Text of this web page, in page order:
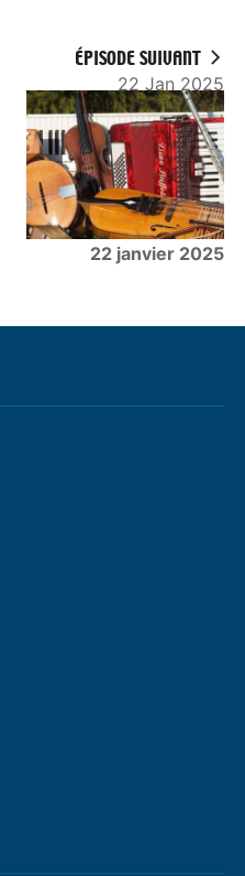
ÉPISODE SUIVANT
22 Jan 2025
22 janvier 2025